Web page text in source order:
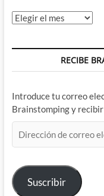
Archivos
RECIBE
Introduce tu correo
Brainstomping y
de
electrónico
Suscribir